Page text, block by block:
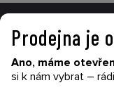
Prodejna je
Ano, máme
si k nám vybrat –